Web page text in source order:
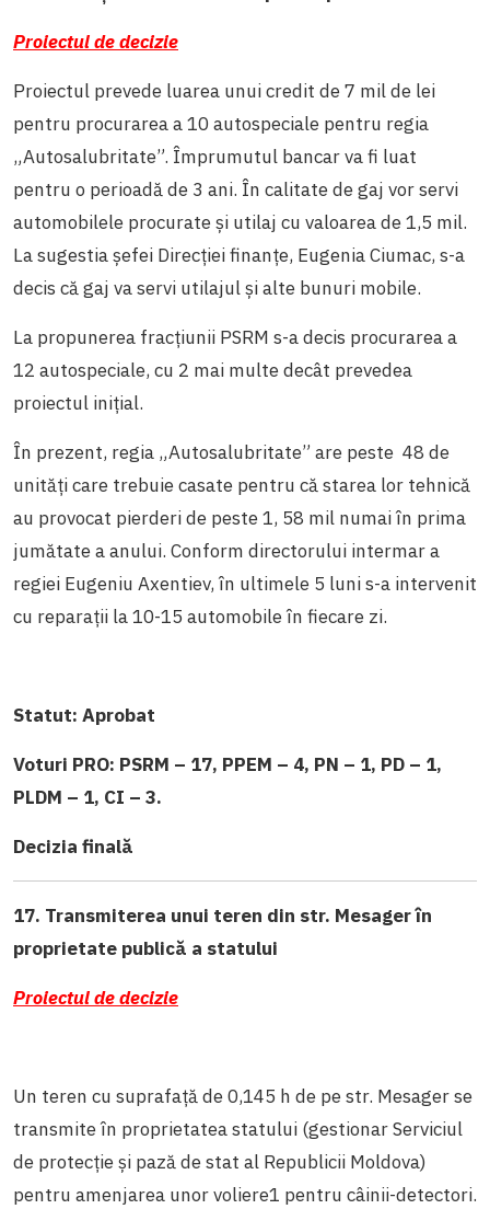
Proiectul de decizie
Proiectul prevede luarea unui credit de 7 mil de lei
pentru procurarea a 10 autospeciale pentru regia
„Autosalubritate”. Împrumutul bancar va fi luat
pentru o perioadă de 3 ani. În calitate de gaj vor servi
automobilele procurate și utilaj cu valoarea de 1,5 mil.
La sugestia șefei Direcției finanțe, Eugenia Ciumac, s-a
decis că gaj va servi utilajul și alte bunuri mobile.
La propunerea fracțiunii PSRM s-a decis procurarea a
12 autospeciale, cu 2 mai multe decât prevedea
proiectul inițial.
În prezent, regia „Autosalubritate” are peste 48 de
unități care trebuie casate pentru că starea lor tehnică
au provocat pierderi de peste 1, 58 mil numai în prima
jumătate a anului. Conform directorului intermar a
regiei Eugeniu Axentiev, în ultimele 5 luni s-a intervenit
cu reparații la 10-15 automobile în fiecare zi.
Statut: Aprobat
Voturi PRO: PSRM – 17, PPEM – 4, PN – 1, PD – 1,
PLDM – 1, CI – 3.
Decizia finală
17. Transmiterea unui teren din str. Mesager în
proprietate publică a statului
Proiectul de decizie
Un teren cu suprafață de 0,145 h de pe str. Mesager se
transmite în proprietatea statului (gestionar Serviciul
de protecție și pază de stat al Republicii Moldova)
pentru amenjarea unor voliere1 pentru câinii-detectori.